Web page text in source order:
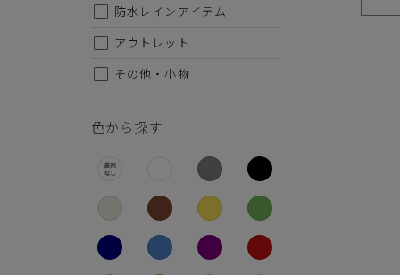
防水レインアイテム
アウトレット
その他・小物
色から探す
26.5cm